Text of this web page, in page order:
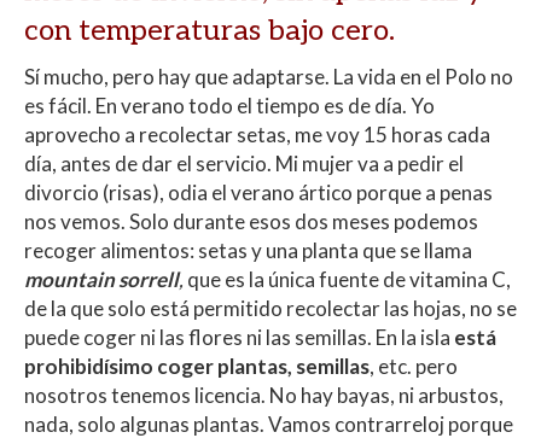
con temperaturas bajo cero.
Sí mucho, pero hay que adaptarse. La vida en el Polo no
es fácil. En verano todo el tiempo es de día. Yo
aprovecho a recolectar setas, me voy 15 horas cada
día, antes de dar el servicio. Mi mujer va a pedir el
divorcio (risas), odia el verano ártico porque a penas
nos vemos. Solo durante esos dos meses podemos
recoger alimentos: setas y una planta que se llama
mountain sorrell, que es la única fuente de vitamina C,
de la que solo está permitido recolectar las hojas, no se
puede coger ni las flores ni las semillas. En la isla está
prohibidísimo coger plantas, semillas, etc. pero
nosotros tenemos licencia. No hay bayas, ni arbustos,
nada, solo algunas plantas. Vamos contrarreloj porque